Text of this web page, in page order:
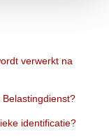
verwerkt na
identificatie?